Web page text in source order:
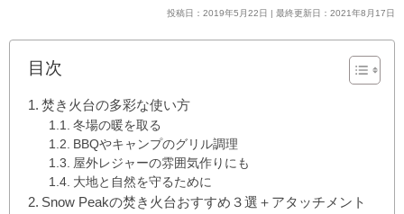
投稿日：2019年5月22日 | 最終更新日：2021年8月17日
目次
焚き火台の多彩な使い方
冬場の暖を取る
BBQやキャンプのグリル調理
屋外レジャーの雰囲気作りにも
大地と自然を守るために
Snow Peakの焚き火台おすすめ３選＋アタッチメント